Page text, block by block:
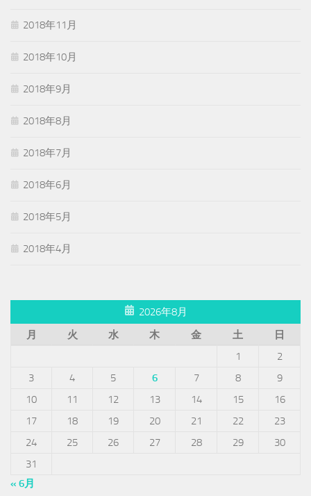
2018年11月
2018年10月
2018年9月
2018年8月
2018年7月
2018年6月
2018年5月
2018年4月
2026年8月
月
火 水 木 金 土
日
1
2
3
4 5 6 7 8
9
10
11 12 13 14 15
16
17
18 19 20 21 22
23
24
25 26 27 28 29
30
31
« 6月